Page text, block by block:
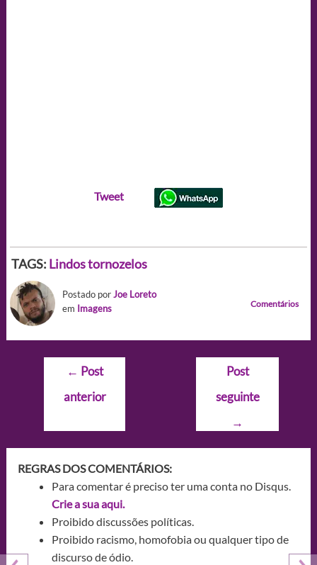
Tweet
TAGS: Lindos tornozelos
Postado porJoe Loreto
em Imagens Comentários
Navegação
Post
← Post
anterior
Post
seguinte
→
REGRAS DOS COMENTÁRIOS:
Para comentar é preciso ter uma conta no Disqus.
Crie a sua aqui.
Proibido discussões políticas.
Proibido racismo, homofobia ou qualquer tipo de
discurso de ódio.